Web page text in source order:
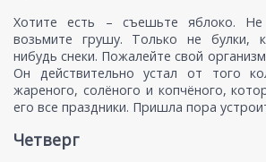
Хотите есть – съешьте яблоко.
возьмите грушу. Только не булки,
нибудь снеки. Пожалейте свой
Он действительно устал от того
жареного, солёного и копчёного,
его все праздники. Пришла пора
Четверг